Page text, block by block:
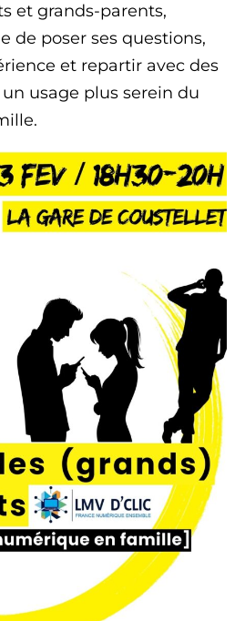
et grands-parents,
de poser ses questions,
et repartir avec des
usage plus serein du